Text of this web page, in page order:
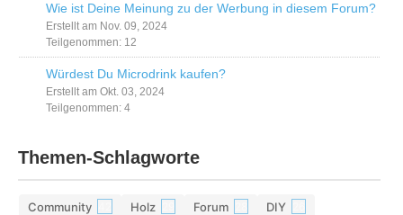
Wie ist Deine Meinung zu der Werbung in diesem Forum?
Erstellt am Nov. 09, 2024
Teilgenommen: 12
Würdest Du Microdrink kaufen?
Erstellt am Okt. 03, 2024
Teilgenommen: 4
Themen-Schlagworte
Community Holz Forum DIY